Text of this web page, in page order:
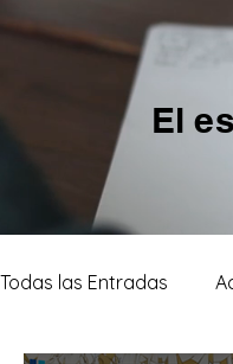
El
Todas las Entradas